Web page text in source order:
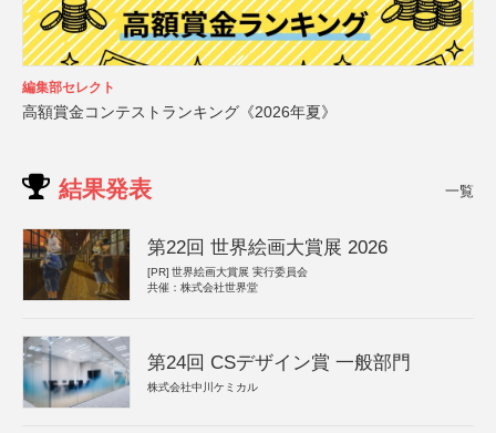
編集部セレクト
高額賞金コンテストランキング《2026年夏》
結果発表 一覧
第22回 世界絵画大賞展 2026
[PR] 世界絵画大賞展 実行委員会
共催：株式会社世界堂
第24回 CSデザイン賞 一般部門
株式会社中川ケミカル